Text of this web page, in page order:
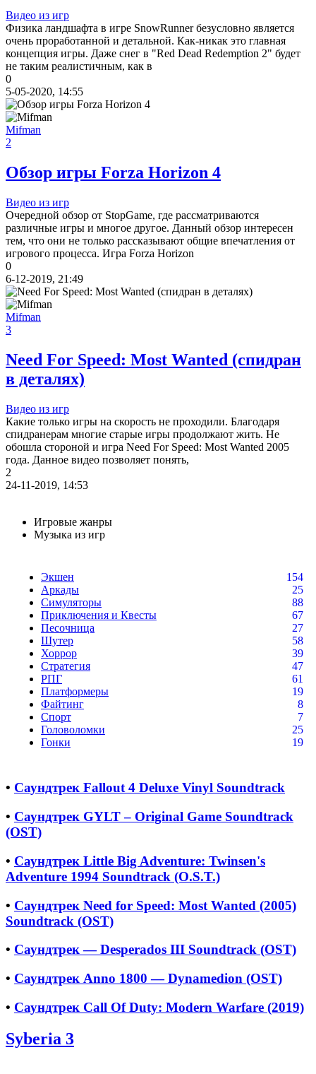
😁👏Огромная благодарность за труд. Не ожидал, что будет
полный саундтрек в хорошем качестве. За flac отдельная
благодарность ✔
cord :Boycenunse
Да, сделано. Добавил саундтрек Need for Speed: Most Wanted
Soundtrack (OST):
скачать
Представлено несколько ссылок на скачивание (торрент,
OST. На странице можно послушать онлайн полную версию,
Сборник получился добротный, наслаждайтесь!
Boycenunse:Добавьте пожалуйста саундтрек из игры NFS
Most Wanted, которая 2005 года.
Mifman :Добро пожаловать на игровой сайт mifman.ru
Делитесь играми с друзьями и добавляйте сайт в избранное.
В этом чате Вы можете общаться. Пишите свои отзывы и
Видео из игр
Физика ландшафта в игре SnowRunner безусловно является
очень проработанной и детальной. Как-никак это главная
концепция игры. Даже снег в "Red Dead Redemption 2" будет
не таким реалистичным, как в
0
5-05-2020, 14:55
Mifman
2
Обзор игры Forza Horizon 4
Видео из игр
Очередной обзор от StopGame, где рассматриваются
различные игры и многое другое. Данный обзор интересен
тем, что они не только рассказывают общие впечатления от
игрового процесса. Игра Forza Horizon
0
6-12-2019, 21:49
Mifman
3
Need For Speed: Most Wanted (спидран
в деталях)
Видео из игр
Какие только игры на скорость не проходили. Благодаря
спидранерам многие старые игры продолжают жить. Не
обошла стороной и игра Need For Speed: Most Wanted 2005
года. Данное видео позволяет понять,
2
24-11-2019, 14:53
Игровые жанры
Музыка из игр
Экшен
154
Аркады
25
Симуляторы
88
Приключения и Квесты
67
Песочница
27
Шутер
58
Хоррор
39
Стратегия
47
РПГ
61
Платформеры
19
Файтинг
8
Спорт
7
Головоломки
25
Гонки
19
• Саундтрек Fallout 4 Deluxe Vinyl Soundtrack
• Саундтрек GYLT – Original Game Soundtrack
(OST)
• Саундтрек Little Big Adventure: Twinsen's
Adventure 1994 Soundtrack (O.S.T.)
• Саундтрек Need for Speed: Most Wanted (2005)
Soundtrack (OST)
• Саундтрек — Desperados III Soundtrack (OST)
• Саундтрек Anno 1800 — Dynamedion (OST)
• Саундтрек Call Of Duty: Modern Warfare (2019)
Syberia 3